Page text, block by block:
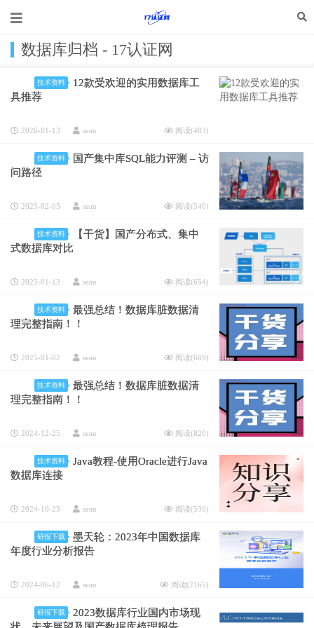
数据库归档 - 17认证网
技术资料
12款受欢迎的实用数据库工
具推荐
2026-01-13 sean 阅读(483)
技术资料
国产集中库SQL能力评测 – 访
问路径
2025-02-05 sean 阅读(540)
技术资料
【干货】国产分布式、集中
式数据库对比
2025-01-13 sean 阅读(654)
技术资料
最强总结！数据库脏数据清
理完整指南！！
2025-01-02 sean 阅读(669)
技术资料
最强总结！数据库脏数据清
理完整指南！！
2024-12-25 sean 阅读(820)
技术资料
Java教程-使用Oracle进行Java
数据库连接
2024-10-25 sean 阅读(530)
研报下载
墨天轮：2023年中国数据库
年度行业分析报告
2024-06-12 sean 阅读(2165)
研报下载
2023数据库行业国内市场现